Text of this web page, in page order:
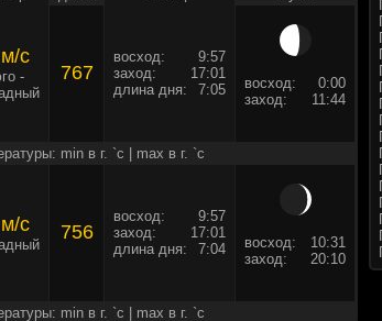
c
-
767
восход:
9:57
заход:
17:01
длина дня:
7:05 восход:
0:00
заход:
11:44
min в г. `c | max в г. `c
c 756
восход:
9:57
заход:
17:01
длина дня:
7:04 восход:
10:31
заход:
20:10
min в г. `c | max в г. `c